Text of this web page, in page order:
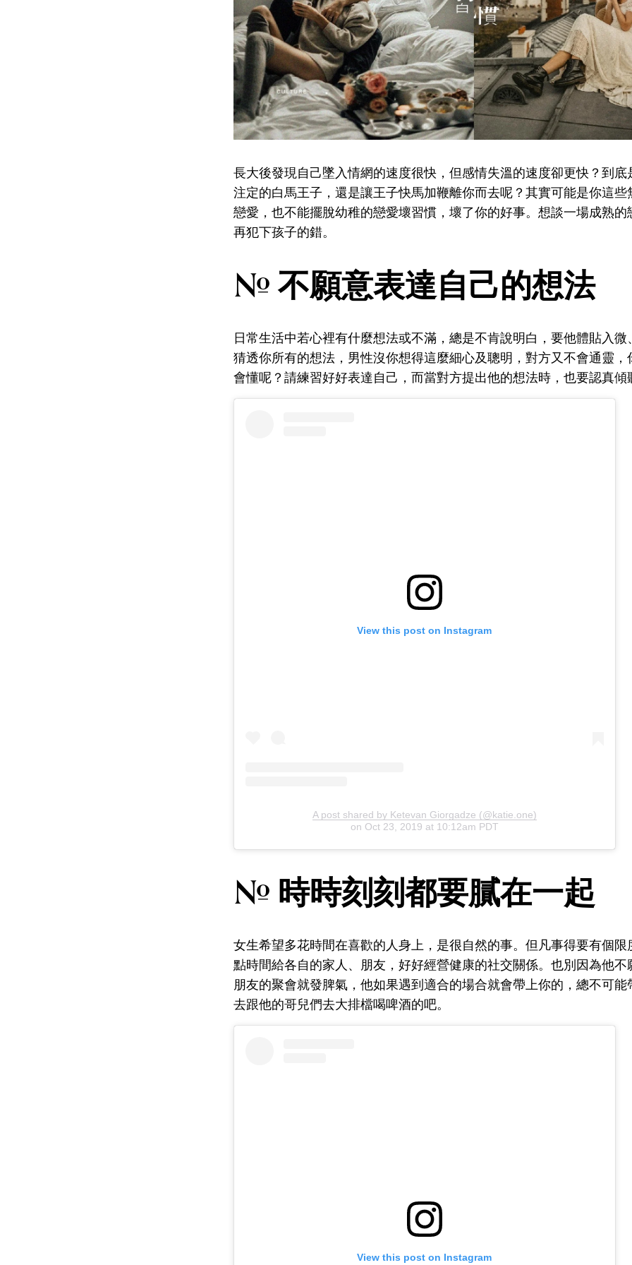
長大後發現自己墜入情網的速度很快，但感情失溫的速度卻更快？到底
注定的白馬王子，還是讓王子快馬加鞭離你而去呢？其實可能是你這些
戀愛，也不能擺脫幼稚的戀愛壞習慣，壞了你的好事。想談一場成熟的
再犯下孩子的錯。
# 不願意表達自己的想法
日常生活中若心裡有什麼想法或不滿，總是不肯說明白，要他體貼入微
猜透你所有的想法，男性沒你想得這麼細心及聰明，對方又不會通靈，
會懂呢？請練習好好表達自己，而當對方提出他的想法時，也要認真傾
View this post on Instagram
A post shared by Ketevan Giorgadze (@katie.one)
on Oct 23, 2019 at 10:12am PDT
# 時時刻刻都要膩在一起
女生希望多花時間在喜歡的人身上，是很自然的事。但凡事得要有個限
點時間給各自的家人、朋友，好好經營健康的社交關係。也別因為他不
朋友的聚會就發脾氣，他如果遇到適合的場合就會帶上你的，總不可能
去跟他的哥兒們去大排檔喝啤酒的吧。
View this post on Instagram